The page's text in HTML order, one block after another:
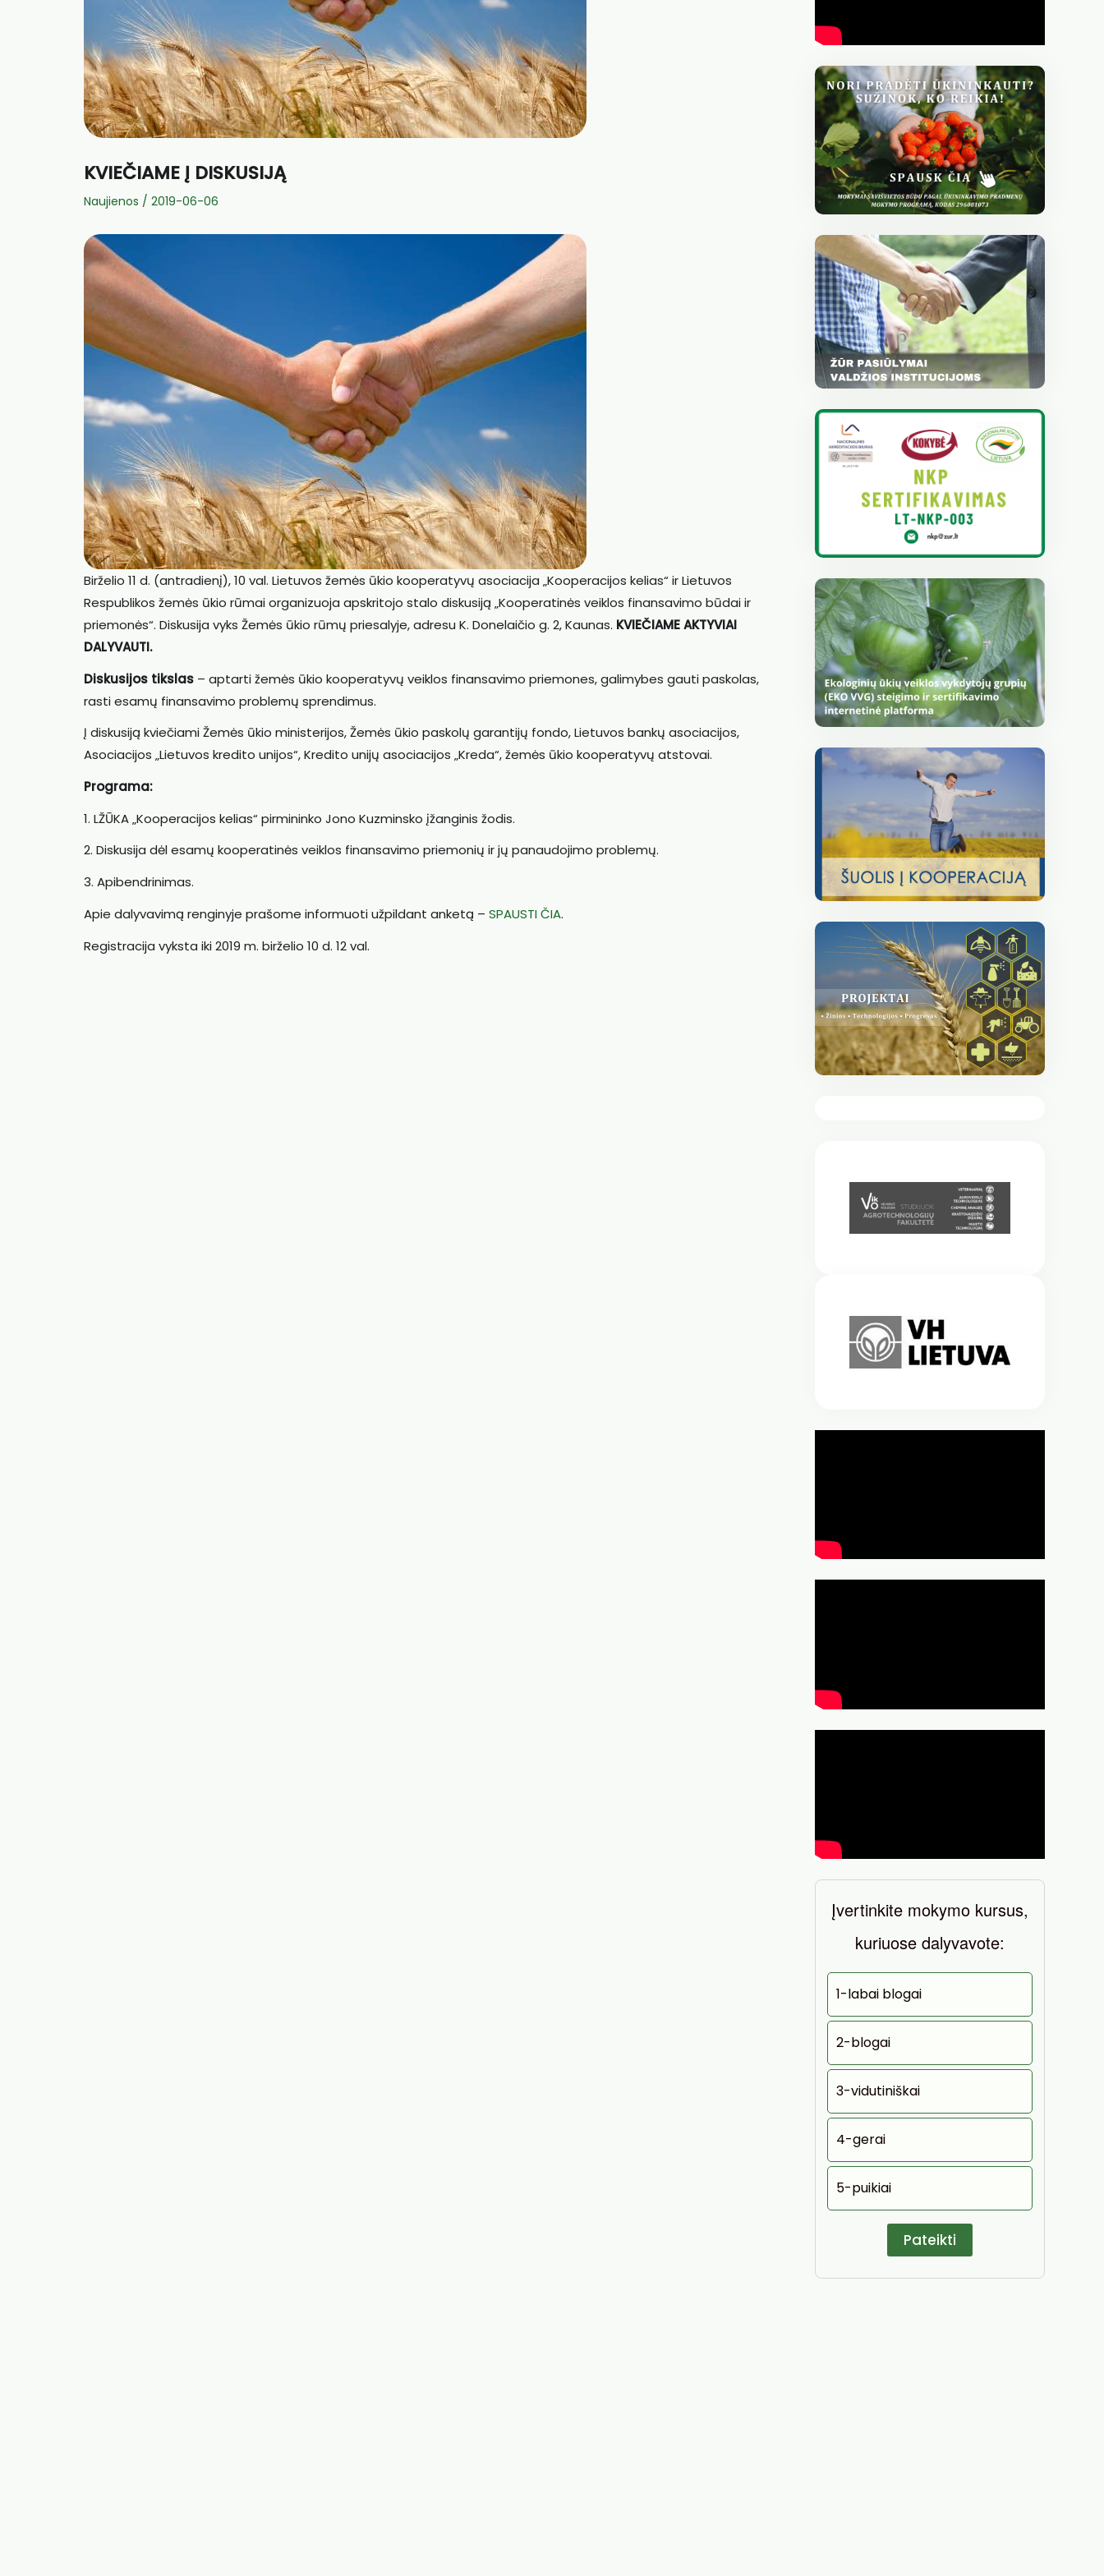
KVIEČIAME Į DISKUSIJĄ
Naujienos / 2019-06-06
Birželio 11 d. (antradienį), 10 val. Lietuvos žemės ūkio kooperatyvų asociacija „Kooperacijos kelias“ ir Lietuvos
Respublikos žemės ūkio rūmai organizuoja apskritojo stalo diskusiją „Kooperatinės veiklos finansavimo būdai ir
priemonės“. Diskusija vyks Žemės ūkio rūmų priesalyje, adresu K. Donelaičio g. 2, Kaunas. KVIEČIAME AKTYVIAI
DALYVAUTI.
Diskusijos tikslas – aptarti žemės ūkio kooperatyvų veiklos finansavimo priemones, galimybes gauti paskolas,
rasti esamų finansavimo problemų sprendimus.
Į diskusiją kviečiami Žemės ūkio ministerijos, Žemės ūkio paskolų garantijų fondo, Lietuvos bankų asociacijos,
Asociacijos „Lietuvos kredito unijos“, Kredito unijų asociacijos „Kreda“, žemės ūkio kooperatyvų atstovai.
Programa:
1. LŽŪKA „Kooperacijos kelias“ pirmininko Jono Kuzminsko įžanginis žodis.
2. Diskusija dėl esamų kooperatinės veiklos finansavimo priemonių ir jų panaudojimo problemų.
3. Apibendrinimas.
Apie dalyvavimą renginyje prašome informuoti užpildant anketą – SPAUSTI ČIA.
Registracija vyksta iki 2019 m. birželio 10 d. 12 val.
Įvertinkite mokymo kursus,
kuriuose dalyvavote:
1-labai blogai
2-blogai
3-vidutiniškai
4-gerai
5-puikiai